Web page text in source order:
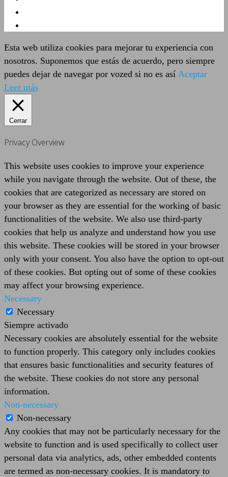
Esta web utiliza cookies para mejorar tu experiencia con
nosotros. Suponemos que estás de acuerdo, pero siempre
puedes dejar de navegar por vozed si no es así Aceptar
Leer más
Cerrar
Privacy Overview
This website uses cookies to improve your experience
while you navigate through the website. Out of these, the
cookies that are categorized as necessary are stored on
your browser as they are essential for the working of basic
functionalities of the website. We also use third-party
cookies that help us analyze and understand how you use
this website. These cookies will be stored in your browser
only with your consent. You also have the option to opt-out
of these cookies. But opting out of some of these cookies
may affect your browsing experience.
Necessary
Necessary
Siempre activado
Necessary cookies are absolutely essential for the website
to function properly. This category only includes cookies
that ensures basic functionalities and security features of
the website. These cookies do not store any personal
information.
Non-necessary
Non-necessary
Any cookies that may not be particularly necessary for the
website to function and is used specifically to collect user
personal data via analytics, ads, other embedded contents
are termed as non-necessary cookies. It is mandatory to